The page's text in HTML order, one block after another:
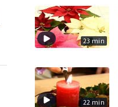
23 min
22 min